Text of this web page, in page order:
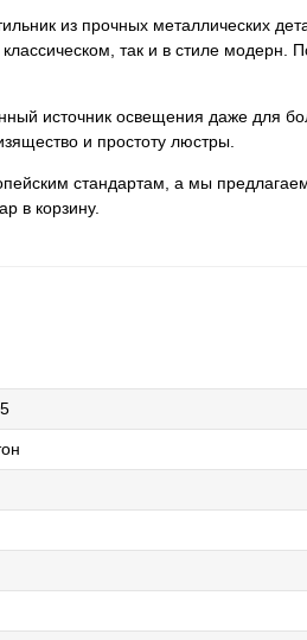
из прочных металлических
так и в стиле
источник освещения даже для
и простоту люстры.
стандартам, а мы
в корзину.